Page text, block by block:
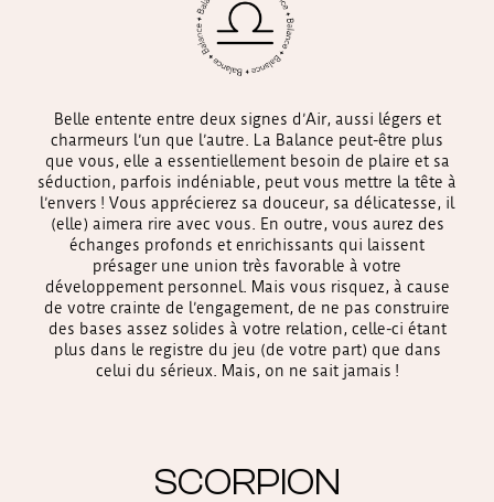
Belle entente entre deux signes d’Air, aussi légers et
charmeurs l’un que l’autre. La Balance peut-être plus
que vous, elle a essentiellement besoin de plaire et sa
séduction, parfois indéniable, peut vous mettre la tête à
l’envers ! Vous apprécierez sa douceur, sa délicatesse, il
(elle) aimera rire avec vous. En outre, vous aurez des
échanges profonds et enrichissants qui laissent
présager une union très favorable à votre
développement personnel. Mais vous risquez, à cause
de votre crainte de l’engagement, de ne pas construire
des bases assez solides à votre relation, celle-ci étant
plus dans le registre du jeu (de votre part) que dans
celui du sérieux. Mais, on ne sait jamais !
SCORPION